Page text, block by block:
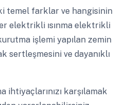
temel farklar ve hangisinin
elektrikli ısınma elektrikli
işlemi yapılan zemin
sertleşmesini ve dayanıklı
ihtiyaçlarınızı karşılamak